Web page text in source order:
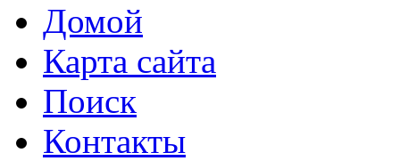
Домой
Карта сайта
Поиск
Контакты